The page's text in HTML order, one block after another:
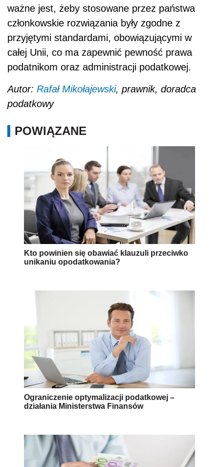
ważne jest, żeby stosowane przez państwa
członkowskie rozwiązania były zgodne z
przyjętymi standardami, obowiązującymi w
całej Unii, co ma zapewnić pewność prawa
podatnikom oraz administracji podatkowej.
Autor: Rafał Mikołajewski, prawnik, doradca
podatkowy
POWIĄZANE
Kto powinien się obawiać klauzuli przeciwko
unikaniu opodatkowania?
Ograniczenie optymalizacji podatkowej –
działania Ministerstwa Finansów